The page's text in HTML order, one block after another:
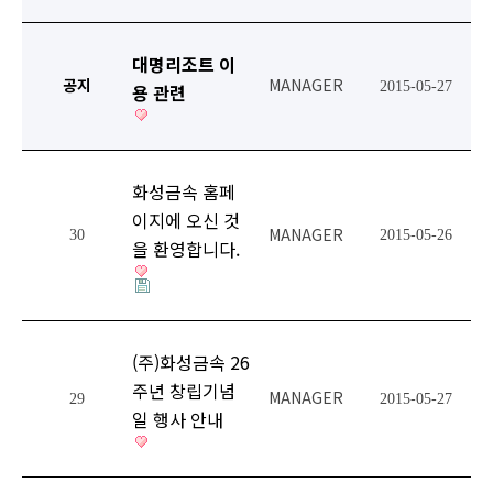
공지
대명리조트 이
용 관련
MANAGER 2015-05-27
30
화성금속 홈페
이지에 오신 것
을 환영합니다.
MANAGER 2015-05-26
29
(주)화성금속 26
주년 창립기념
일 행사 안내
MANAGER 2015-05-27